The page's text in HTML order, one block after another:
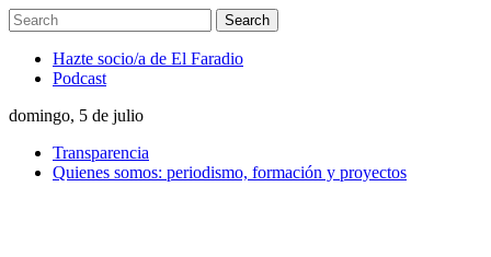
Hazte socio/a de El Faradio
Podcast
domingo, 5 de julio
Transparencia
Quienes somos: periodismo, formación y proyectos